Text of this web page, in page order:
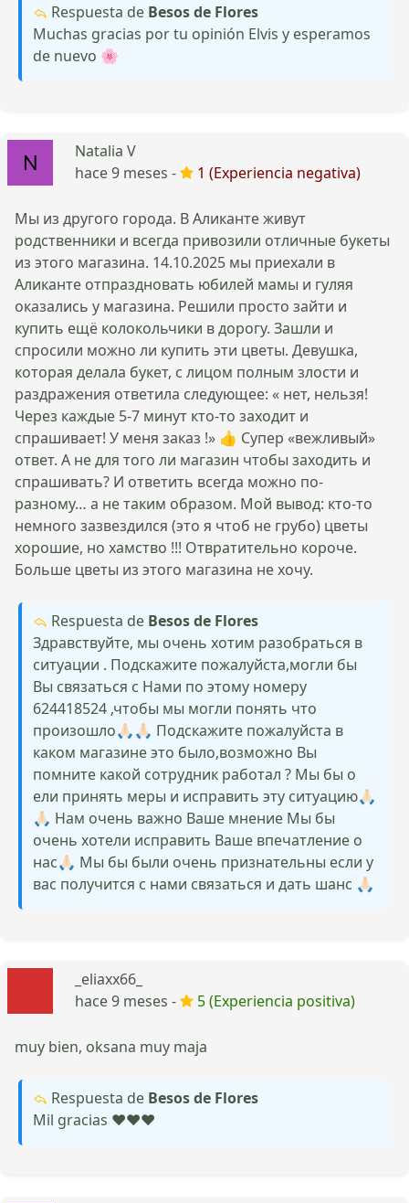
Respuesta de Besos de Flores
Muchas gracias por tu opinión Elvis y esperamos
de nuevo 🌸
Natalia V
hace 9 meses -
1 (Experiencia negativa)
Мы из другого города. В Аликанте живут
родственники и всегда привозили отличные букеты
из этого магазина. 14.10.2025 мы приехали в
Аликанте отпраздновать юбилей мамы и гуляя
оказались у магазина. Решили просто зайти и
купить ещё колокольчики в дорогу. Зашли и
спросили можно ли купить эти цветы. Девушка,
которая делала букет, с лицом полным злости и
раздражения ответила следующее: « нет, нельзя!
Через каждые 5-7 минут кто-то заходит и
спрашивает! У меня заказ !» 👍 Супер «вежливый»
ответ. А не для того ли магазин чтобы заходить и
спрашивать? И ответить всегда можно по-
разному… а не таким образом. Мой вывод: кто-то
немного зазвездился (это я чтоб не грубо) цветы
хорошие, но хамство !!! Отвратительно короче.
Больше цветы из этого магазина не хочу.
Respuesta de Besos de Flores
Здравствуйте, мы очень хотим разобраться в
ситуации . Подскажите пожалуйста,могли бы
Вы связаться с Нами по этому номеру
624418524 ,чтобы мы могли понять что
произошло🙏🏻🙏🏻 Подскажите пожалуйста в
каком магазине это было,возможно Вы
помните какой сотрудник работал ? Мы бы о
ели принять меры и исправить эту ситуацию🙏🏻
🙏🏻 Нам очень важно Ваше мнение Мы бы
очень хотели исправить Ваше впечатление о
нас🙏🏻 Мы бы были очень признательны если у
вас получится с нами связаться и дать шанс 🙏🏻
_eliaxx66_
hace 9 meses -
5 (Experiencia positiva)
muy bien, oksana muy maja
Respuesta de Besos de Flores
Mil gracias ❤️❤️❤️